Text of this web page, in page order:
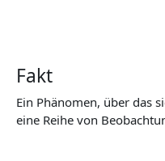
Fakt
Ein Phänomen, über das
eine Reihe von